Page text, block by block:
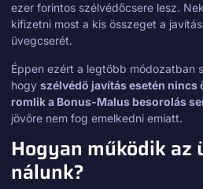
ezer forintos szélvédőcsere lesz.
kifizetni most a kis összeget a
üvegcserét.
Éppen ezért a legtöbb módozatban
hogy szélvédő javítás esetén nincs
romlik a Bonus-Malus besorolás
jövőre nem fog emelkedni emiatt.
Hogyan működik az
nálunk?